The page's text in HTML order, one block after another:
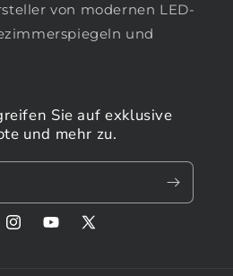
von modernen LED-
und
Sie auf exklusive
und mehr zu.
InstagramYouTube
X